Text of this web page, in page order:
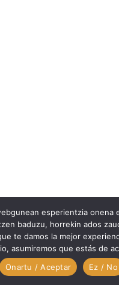
esperientzia onena
baduzu, horrekin ados
te damos la mejor
asumiremos que estás de
Onartu / Aceptar
Ez / No